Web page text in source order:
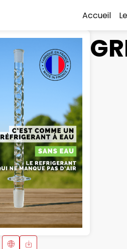
Accueil